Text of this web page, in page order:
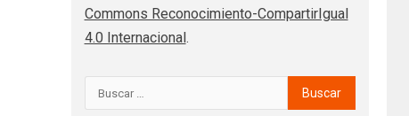
Commons Reconocimiento-CompartirIgual
4.0 Internacional .